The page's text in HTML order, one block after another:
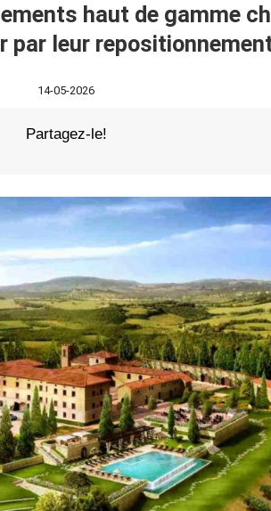
haut de gamme
par leur
14-05-2026
Partagez-le!